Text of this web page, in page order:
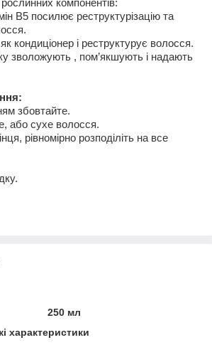
рослинних компонентів:
ін B5 посилює реструктурізацію та
ся.
кондиціонер і реструктурує волосся.
зволожують , пом’якшують і надають
:
збовтайте.
або сухе волосся.
рівномірно розподіліть на все
.
250 мл
характеристики